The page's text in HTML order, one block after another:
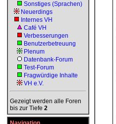
Sonstiges (Sprachen)
Neuerdings
Internes VH
Café VH
Verbesserungen
Benutzerbetreuung
Plenum
Datenbank-Forum
Test-Forum
Fragwürdige Inhalte
VH e.V.
Gezeigt werden alle Foren
bis zur Tiefe 2